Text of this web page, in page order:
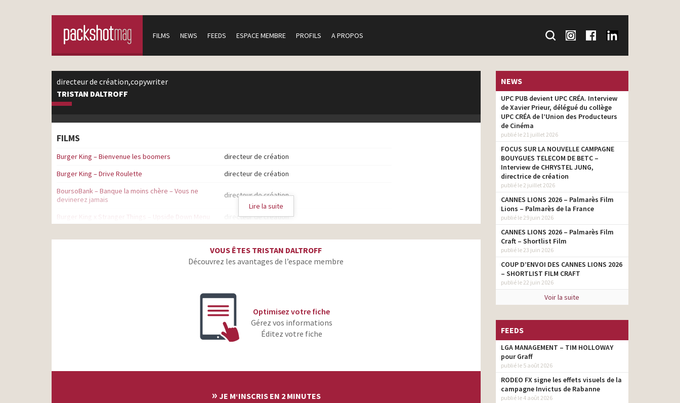
FILMS NEWS FEEDS ESPACE MEMBRE PROFILS A PROPOS
directeur de création,copywriter
TRISTAN DALTROFF
FILMS
Burger King – Bienvenue les boomers
directeur de création
Burger King – Drive Roulette
directeur de création
BoursoBank – Banque la moins chère – Vous ne
devinerez jamais
directeur de création
Burger King x Stranger Things – Upside Down Menu
directeur de création
BoursoBank – Cartes imbattables VS les frères Lebrun directeur de création
directeur de création
Uber Eats – Avec Uber One les frais de livraison vont
copywriter
directeur de création
Feu Vert – Le pouvoir de l’expert
directeur de création
Lire la suite
VOUS ÊTES TRISTAN DALTROFF
Découvrez les avantages de l’espace membre
Optimisez votre fiche
Gérez vos informations
Éditez votre fiche
» JE M‘INSCRIS EN 2 MINUTES
NEWS
UPC PUB devient UPC CRÉA. Interview
de Xavier Prieur, délégué du collège
UPC CRÉA de l’Union des Producteurs
de Cinéma
publié le 21 juillet 2026
FOCUS SUR LA NOUVELLE CAMPAGNE
BOUYGUES TELECOM DE BETC –
Interview de CHRYSTEL JUNG,
directrice de création
publié le 2 juillet 2026
CANNES LIONS 2026 – Palmarès Film
Lions – Palmarès de la France
publié le 29 juin 2026
CANNES LIONS 2026 – Palmarès Film
Craft – Shortlist Film
publié le 23 juin 2026
COUP D’ENVOI DES CANNES LIONS 2026
– SHORTLIST FILM CRAFT
publié le 22 juin 2026
Voir la suite
FEEDS
LGA MANAGEMENT – TIM HOLLOWAY
pour Graff
publié le 5 août 2026
RODEO FX signe les effets visuels de la
campagne Invictus de Rabanne
publié le 4 août 2026